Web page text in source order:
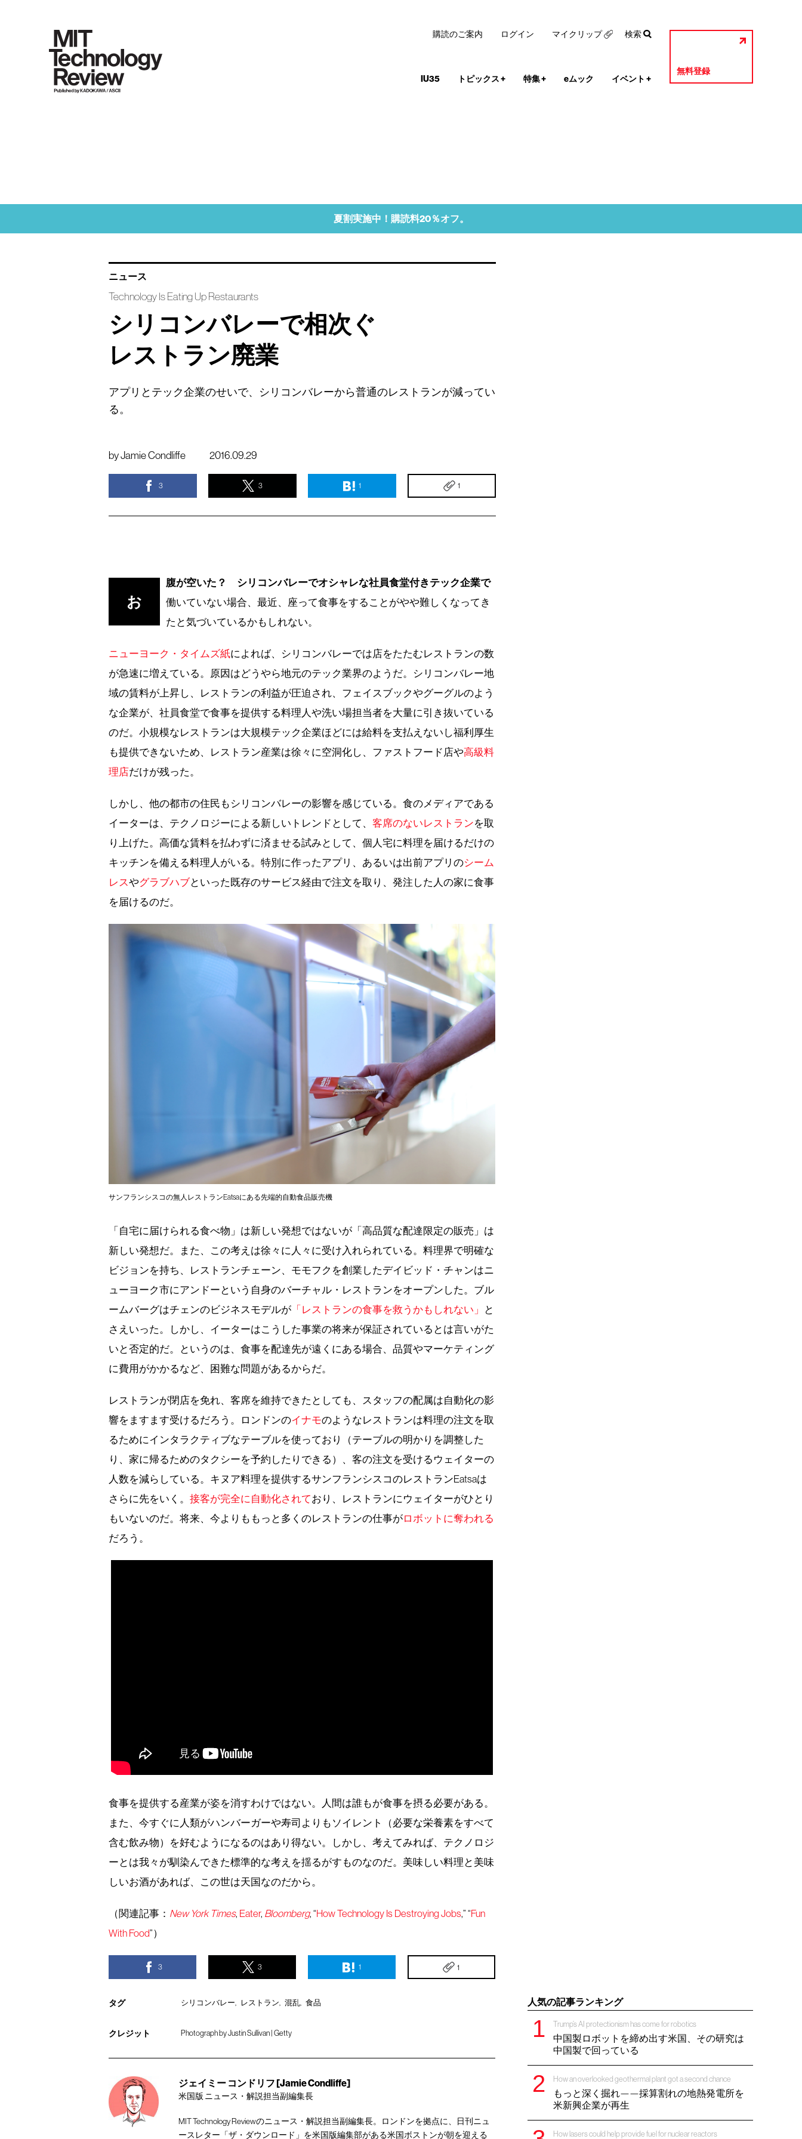
IU35 トピックス+ 特集+ eムック イベント +
無料登録
購読のご案内 ログイン マイクリップ 検索
夏割実施中！購読料20％オフ。
ニュース
Technology Is Eating Up Restaurants
シリコンバレーで相次ぐ
レストラン廃業
アプリとテック企業のせいで、シリコンバレーから普通のレストランが減ってい
る。
byJamie Condliffe 2016.09.29
3 3 1 1
お
腹が空いた？ シリコンバレーでオシャレな社員食堂付きテック企業で
働いていない場合、最近、座って食事をすることがやや難しくなってき
たと気づいているかもしれない。
ニューヨーク・タイムズ紙によれば、シリコンバレーでは店をたたむレストランの数
が急速に増えている。原因はどうやら地元のテック業界のようだ。シリコンバレー地
域の賃料が上昇し、レストランの利益が圧迫され、フェイスブックやグーグルのよう
な企業が、社員食堂で食事を提供する料理人や洗い場担当者を大量に引き抜いている
のだ。小規模なレストランは大規模テック企業ほどには給料を支払えないし福利厚生
も提供できないため、レストラン産業は徐々に空洞化し、ファストフード店や高級料
理店だけが残った。
しかし、他の都市の住民もシリコンバレーの影響を感じている。食のメディアである
イーターは、テクノロジーによる新しいトレンドとして、 客席のないレストランを取
り上げた。高価な賃料を払わずに済ませる試みとして、個人宅に料理を届けるだけの
キッチンを備える料理人がいる。特別に作ったアプリ、あるいは出前アプリのシーム
レスやグラブハブといった既存のサービス経由で注文を取り、発注した人の家に食事
を届けるのだ。
サンフランシスコの無人レストランEatsaにある先端的自動食品販売機
「自宅に届けられる食べ物」は新しい発想ではないが「高品質な配達限定の販売」は
新しい発想だ。また、この考えは徐々に人々に受け入れられている。料理界で明確な
ビジョンを持ち、レストランチェーン、モモフクを創業したデイビッド・チャンはニ
ューヨーク市にアンドーという自身のバーチャル・レストランをオープンした。ブル
ームバーグはチェンのビジネスモデルが 「レストランの食事を救うかもしれない」
と
さえいった。しかし、イーターはこうした事業の将来が保証されているとは言いがた
いと否定的だ。というのは、食事を配達先が遠くにある場合、品質やマーケティング
に費用がかかるなど、困難な問題があるからだ。
レストランが閉店を免れ、客席を維持できたとしても、スタッフの配属は自動化の影
響をますます受けるだろう。ロンドンのイナモのようなレストランは料理の注文を取
るためにインタラクティブなテーブルを使っており（テーブルの明かりを調整した
り、家に帰るためのタクシーを予約したりできる）、客の注文を受けるウェイターの
人数を減らしている。キヌア料理を提供するサンフランシスコのレストランEatsaは
さらに先をいく。 接客が完全に自動化されており、レストランにウェイターがひとり
もいないのだ。将来、今よりももっと多くのレストランの仕事がロボットに奪われる
だろう。
食事を提供する産業が姿を消すわけではない。人間は誰もが食事を摂る必要がある。
また、今すぐに人類がハンバーガーや寿司よりもソイレント（必要な栄養素をすべて
含む飲み物）を好むようになるのはあり得ない。しかし、考えてみれば、テクノロジ
ーとは我々が馴染んできた標準的な考えを揺るがすものなのだ。美味しい料理と美味
しいお酒があれば、この世は天国なのだから。
（関連記事： New York Times, Eater, Bloomberg, “How Technology Is Destroying Jobs,” “Fun
With Food”）
3 3 1 1
人気の記事ランキング
Trump’s AI protectionism has come for robotics
中国製ロボットを締め出す米国、その研究は
中国製で回っている
How an overlooked geothermal plant got a second chance
もっと深く掘れ——採算割れの地熱発電所を
米新興企業が再生
How lasers could help provide fuel for nuclear reactors
タグ シリコンバレー レストラン 混乱 食品
クレジット Photograph by Justin Sullivan | Getty
ジェイミー コンドリフ [Jamie Condliffe]
米国版 ニュース・解説担当副編集長
MIT Technology Reviewのニュース・解説担当副編集長。ロンドンを拠点に、日刊ニュ
ースレター「ザ・ダウンロード」を米国版編集部がある米国ボストンが朝を迎える